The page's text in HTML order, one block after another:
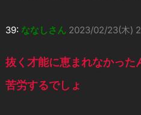
39: ななしさん 2023/02/23(木)
抜く才能に恵まれなかった
苦労するでしょ